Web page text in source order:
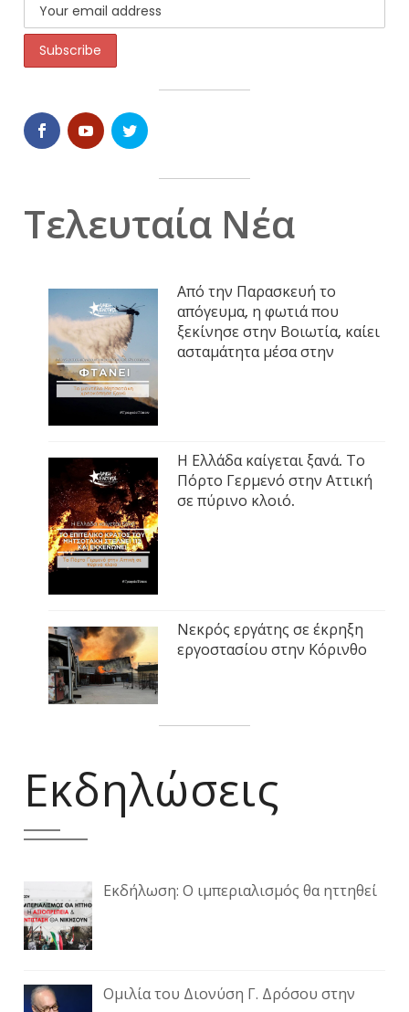
Τελευταία Νέα
Από την Παρασκευή το
απόγευμα, η φωτιά που
ξεκίνησε στην Βοιωτία, καίει
ασταμάτητα μέσα στην
Η Ελλάδα καίγεται ξανά. Το
Πόρτο Γερμενό στην Αττική
σε πύρινο κλοιό.
Νεκρός εργάτης σε έκρηξη
εργοστασίου στην Κόρινθο
Εκδηλώσεις
Εκδήλωση: Ο ιμπεριαλισμός θα ηττηθεί
Ομιλία του Διονύση Γ. Δρόσου στην